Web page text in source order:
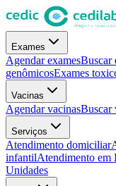
Exames
Agendar examesBuscar
genômicosExames
Vacinas
Agendar vacinasBuscar
Serviços
Atendimento domiciliar
infantilAtendimento em
Unidades